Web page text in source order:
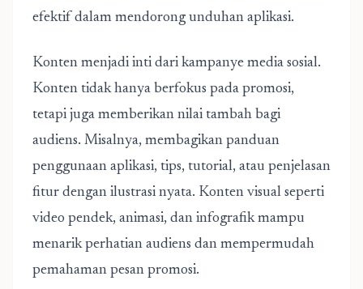
efektif dalam mendorong unduhan aplikasi.
Konten menjadi inti dari kampanye media sosial.
Konten tidak hanya berfokus pada promosi,
tetapi juga memberikan nilai tambah bagi
audiens. Misalnya, membagikan panduan
penggunaan aplikasi, tips, tutorial, atau penjelasan
fitur dengan ilustrasi nyata. Konten visual seperti
video pendek, animasi, dan infografik mampu
menarik perhatian audiens dan mempermudah
pemahaman pesan promosi.